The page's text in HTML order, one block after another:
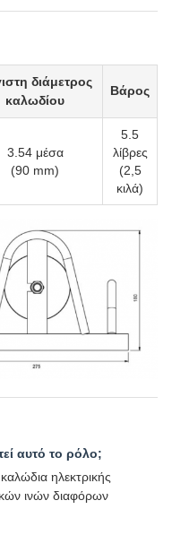
διάμετρος
καλωδίου
Βάρος
3.54 μέσα
(90 mm)
5.5
λίβρες
(2,5
κιλά)
αυτό το ρόλο;
ηλεκτρικής
ινών διαφόρων